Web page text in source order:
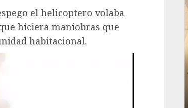
el helicoptero volaba
hiciera maniobras que
habitacional.